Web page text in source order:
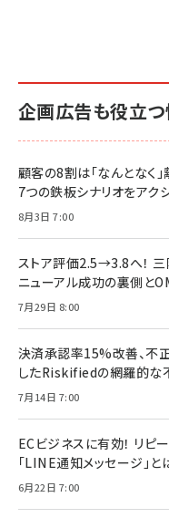
企画広告も役立つ
顧客の8割は「なんとなく
7つの鉄板シナリオをアク
8月3日 7:00
ストア評価2.5→3.8へ！ 三
ニューアル成功の裏側と
7月29日 8:00
決済承認率15%改善、不
したRiskifiedの網羅的な
7月14日 7:00
ECビジネスに有効！ リピ
「LINE通知メッセージ」と
6月22日 7:00